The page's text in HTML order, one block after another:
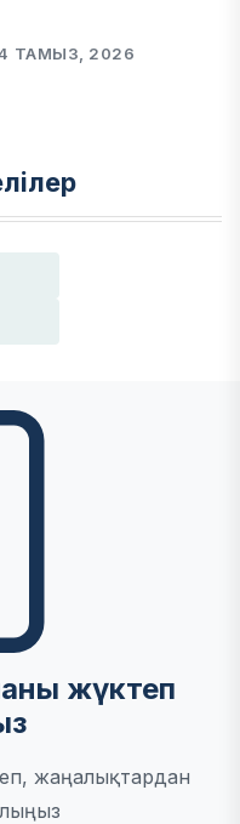
ТАМЫЗ, 2026
жүктеп
жаңалықтардан